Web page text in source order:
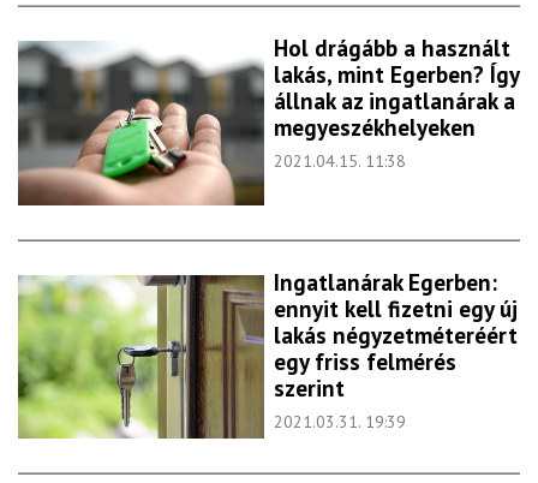
Hol drágább a használt
lakás, mint Egerben? Így
állnak az ingatlanárak a
megyeszékhelyeken
2021.04.15. 11:38
Ingatlanárak Egerben:
ennyit kell fizetni egy új
lakás négyzetméteréért
egy friss felmérés
szerint
2021.03.31. 19:39